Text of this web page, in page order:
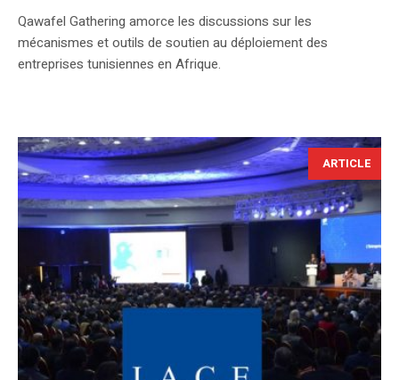
Qawafel Gathering amorce les discussions sur les
mécanismes et outils de soutien au déploiement des
entreprises tunisiennes en Afrique.
ARTICLE